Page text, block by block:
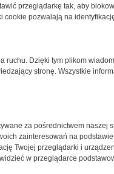
Regulaminu.
do przechowywania
cookies stosujemy
poziomie,
potrzeb.
przeglądarkę tak, aby
cookie pozwalają na
ruchu. Dzięki tym plikom
stronę. Wszystkie
za pośrednictwem naszej
zainteresowań na
Twojej przeglądarki i
w przeglądarce